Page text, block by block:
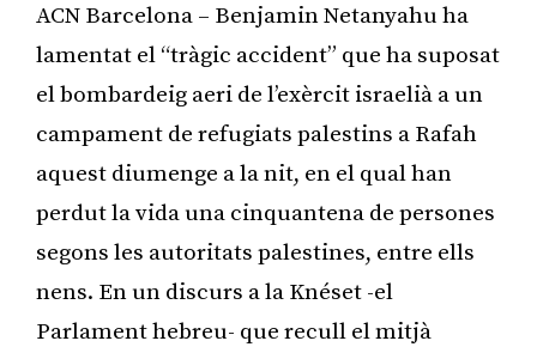
ACN Barcelona – Benjamin Netanyahu ha
lamentat el “tràgic accident” que ha suposat
el bombardeig aeri de l’exèrcit israelià a un
campament de refugiats palestins a Rafah
aquest diumenge a la nit, en el qual han
perdut la vida una cinquantena de persones
segons les autoritats palestines, entre ells
nens. En un discurs a la Knéset -el
Parlament hebreu- que recull el mitjà